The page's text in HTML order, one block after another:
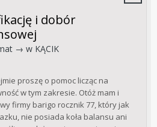
i dobór
→ w KĄCIK
proszę o pomoc licząc na
w tym zakresie. Otóż mam i
firmy barigo rocznik 77, który jak
nie posiada koła balansu ani